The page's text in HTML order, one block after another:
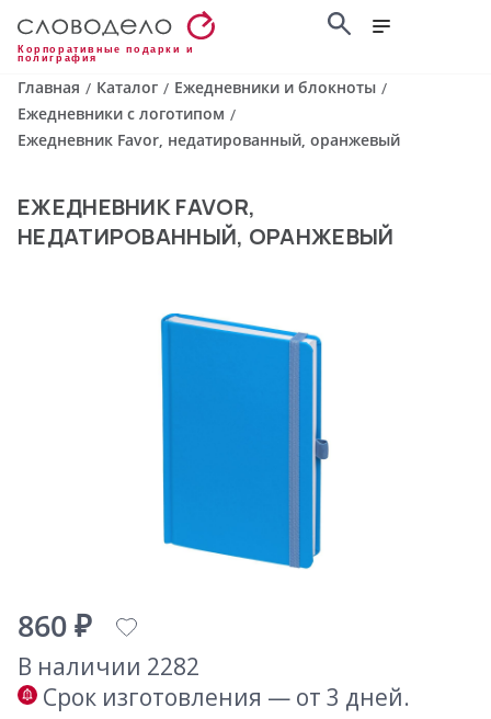
Корпоративные подарки и
полиграфия
Главная / Каталог / Ежедневники и блокноты /
Ежедневники с логотипом /
Ежедневник Favor, недатированный, оранжевый
ЕЖЕДНЕВНИК FAVOR,
НЕДАТИРОВАННЫЙ, ОРАНЖЕВЫЙ
860 ₽
В наличии 2282
Срок изготовления — от 3 дней.